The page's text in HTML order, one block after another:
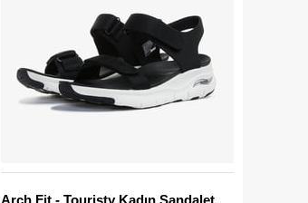
Arch Fit - Touristy Kadın Sandalet